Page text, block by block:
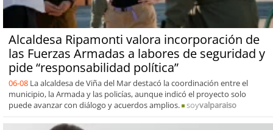
Alcaldesa Ripamonti valora incorporación de
las Fuerzas Armadas a labores de seguridad y
pide “responsabilidad política”
06-08 La alcaldesa de Viña del Mar destacó la coordinación entre el
municipio, la Armada y las policías, aunque indicó el proyecto solo
puede avanzar con diálogo y acuerdos amplios.
soyvalparaiso